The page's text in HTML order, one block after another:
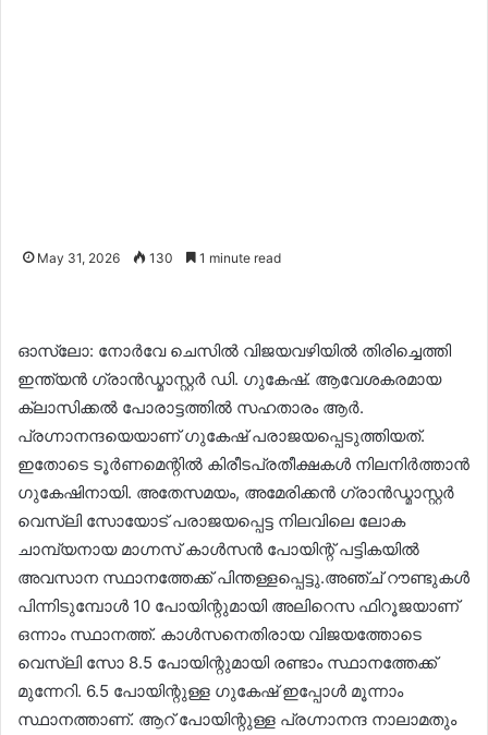
May 31, 2026 130 1 minute read
ഓസ്ലോ: നോർവേ ചെസിൽ വിജയവഴിയിൽ തിരിച്ചെത്തി
ഇന്ത്യൻ ഗ്രാൻഡ്മാസ്റ്റർ ഡി. ഗുകേഷ്. ആവേശകരമായ
ക്ലാസിക്കൽ പോരാട്ടത്തിൽ സഹതാരം ആർ. ​
പ്രഗ്നാനന്ദയെയാണ് ഗുകേഷ് പരാജയപ്പെടുത്തിയത്.
ഇതോടെ ടൂർണമെന്റിൽ കിരീടപ്രതീക്ഷകൾ നിലനിർത്താൻ
ഗുകേഷിനായി. അതേസമയം, അമേരിക്കൻ ഗ്രാൻഡ്മാസ്റ്റർ
വെസ്‌ലി സോയോട് പരാജയപ്പെട്ട നിലവിലെ ലോക
ചാമ്പ്യനായ മാഗ്നസ് കാൾസൻ പോയിന്റ് പട്ടികയിൽ
അവസാന സ്ഥാനത്തേക്ക് പിന്തള്ളപ്പെട്ടു.അഞ്ച് റൗണ്ടുകൾ
പിന്നിടുമ്പോൾ 10 പോയിന്റുമായി അ​ലി​റെ​സ ഫി​റൂ​ജയാണ്
ഒന്നാം സ്ഥാനത്ത്. കാൾസനെതിരായ വിജയത്തോടെ
വെസ്‌ലി സോ 8.5 പോയിന്റുമായി രണ്ടാം സ്ഥാനത്തേക്ക്
മുന്നേറി. 6.5 പോയിന്റുള്ള ഗുകേഷ് ഇപ്പോൾ മൂന്നാം
സ്ഥാനത്താണ്. ആറ് പോയിന്റുള്ള പ്രഗ്നാനന്ദ നാലാമതും